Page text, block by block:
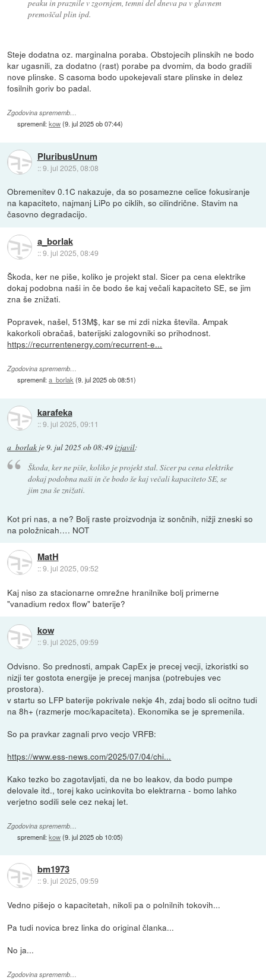
peaku in praznile v zgornjem, temni del dneva pa v glavnem
premoščal plin ipd.
Steje dodatna oz. marginalna poraba. Obstojecih plinskih ne bodo
kar ugasnili, za dodatno (rast) porabe pa dvomim, da bodo gradili
nove plinske. S casoma bodo upokejevali stare plinske in delez
fosilnih goriv bo padal.
Zgodovina sprememb…
spremenil:kow(9. jul 2025 ob 07:44)
PluribusUnum
::9. jul 2025, 08:08
Obremenitev 0.1C nakazuje, da so posamezne celice fokusiranje
na kapaciteto, najmanj LiPo po ciklih, so cilindrične. Stavim na
časovno degradacijo.
a_borlak
::9. jul 2025, 08:49
Škoda, ker ne piše, koliko je projekt stal. Sicer pa cena elektrike
dokaj podobna naši in če bodo še kaj večali kapaciteto SE, se jim
zna še znižati.
Popravek, našel, 513M$, kar se mi zdi nizka števila. Ampak
kakorkoli obračaš, baterijski zalogovniki so prihodnost.
https://recurrentenergy.com/recurrent-e...
Zgodovina sprememb…
spremenil:a_borlak(9. jul 2025 ob 08:51)
karafeka
::9. jul 2025, 09:11
a_borlak je9. jul 2025 ob 08:49izjavil:
Škoda, ker ne piše, koliko je projekt stal. Sicer pa cena elektrike
dokaj podobna naši in če bodo še kaj večali kapaciteto SE, se
jim zna še znižati.
Kot pri nas, a ne? Bolj raste proizvodnja iz sončnih, nižji zneski so
na položnicah…. NOT
MatH
::9. jul 2025, 09:52
Kaj niso za stacionarne omrežne hranilnike bolj primerne
"vanadium redox flow" baterije?
kow
::9. jul 2025, 09:59
Odvisno. So prednosti, ampak CapEx je precej vecji, izkoristki so
nizji ter gostota energije je precej manjsa (potrebujes vec
prostora).
v startu so LFP baterije pokrivale nekje 4h, zdaj bodo sli ocitno tudi
na 8h+ (razmerje moc/kapaciteta). Ekonomika se je spremenila.
So pa pravkar zagnali prvo vecjo VRFB:
https://www.ess-news.com/2025/07/04/chi...
Kako tezko bo zagotavljati, da ne bo leakov, da bodo pumpe
delovale itd., torej kako ucinkovita bo elektrarna - bomo lahko
verjetno sodili sele cez nekaj let.
Zgodovina sprememb…
spremenil:kow(9. jul 2025 ob 10:05)
bm1973
::9. jul 2025, 09:59
Vedno pišejo o kapacitetah, nikoli pa o polnilnih tokovih...
Pa tudi novica brez linka do original članka...
No ja...
Zgodovina sprememb…